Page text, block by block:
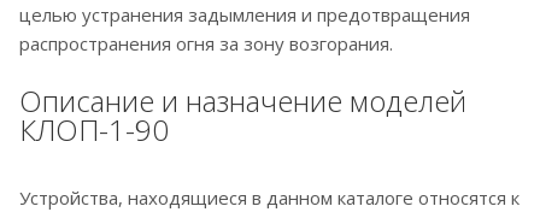
целью устранения задымления и предотвращения
распространения огня за зону возгорания.
Описание и назначение моделей
КЛОП-1-90
Устройства, находящиеся в данном каталоге относятся к